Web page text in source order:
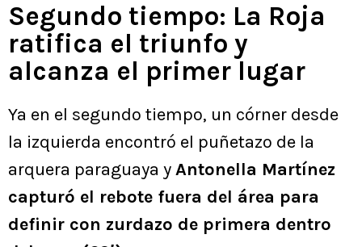
Segundo tiempo: La Roja
ratifica el triunfo y
alcanza el primer lugar
Ya en el segundo tiempo, un córner desde
la izquierda encontró el puñetazo de la
arquera paraguaya yAntonella Martínez
capturó el rebote fuera del área para
definir con zurdazo de primera dentro